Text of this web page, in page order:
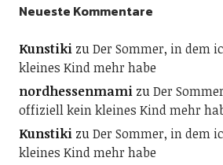
Neueste Kommentare
KunstikizuDer Sommer, in dem
kleines Kind mehr habe
nordhessenmamizuDer
offiziell kein kleines Kind mehr
KunstikizuDer Sommer, in dem
kleines Kind mehr habe